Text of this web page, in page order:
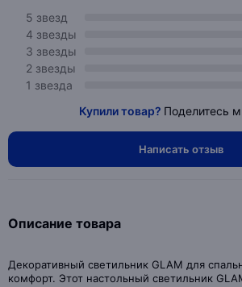
5 звезд
4 звезды
3 звезды
2 звезды
1 звезда
Купили товар? Поделитесь
Написать отзыв
Описание товара
Декоративный светильник GLAM для
комфорт. Этот настольный светильник